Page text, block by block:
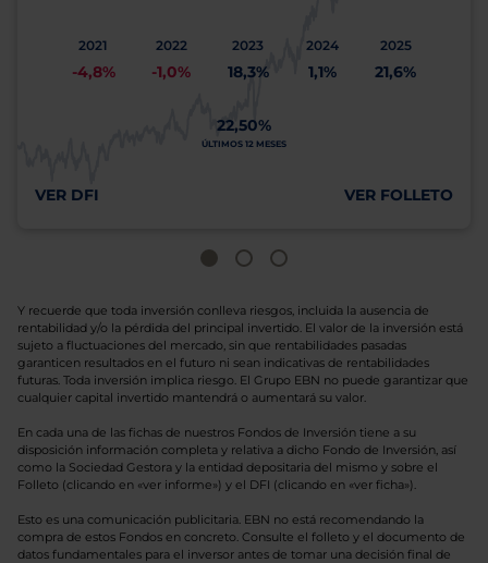
2021
-4,8%
2022
-1,0%
2023
18,3%
2024
1,1%
2025
21,6%
22,50%
ÚLTIMOS 12 MESES
VER DFI VER FOLLETO
Y recuerde que toda inversión conlleva riesgos, incluida la ausencia de
rentabilidad y/o la pérdida del principal invertido. El valor de la inversión está
sujeto a fluctuaciones del mercado, sin que rentabilidades pasadas
garanticen resultados en el futuro ni sean indicativas de rentabilidades
futuras. Toda inversión implica riesgo. El Grupo EBN no puede garantizar que
cualquier capital invertido mantendrá o aumentará su valor.
En cada una de las fichas de nuestros Fondos de Inversión tiene a su
disposición información completa y relativa a dicho Fondo de Inversión, así
como la Sociedad Gestora y la entidad depositaria del mismo y sobre el
Folleto (clicando en «ver informe») y el DFI (clicando en «ver ficha»).
Esto es una comunicación publicitaria. EBN no está recomendando la
compra de estos Fondos en concreto. Consulte el folleto y el documento de
datos fundamentales para el inversor antes de tomar una decisión final de